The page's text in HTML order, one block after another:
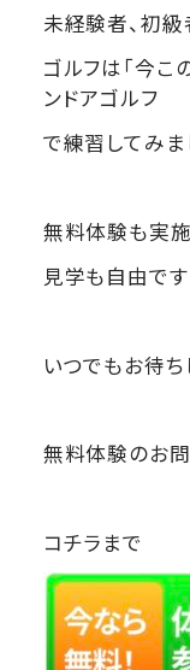
未経験者、初
ゴルフは「今こ
ンドアゴルフ
で練習してみ
無料体験も実
見学も自由です
いつでもお
無料体験のお
コチラまで